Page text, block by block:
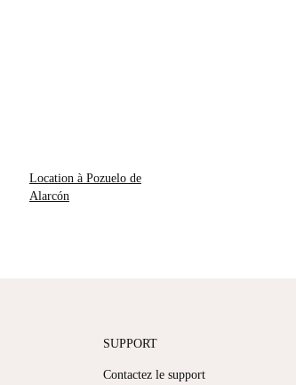
Location à Pozuelo de
Alarcón
SUPPORT
Contactez le support